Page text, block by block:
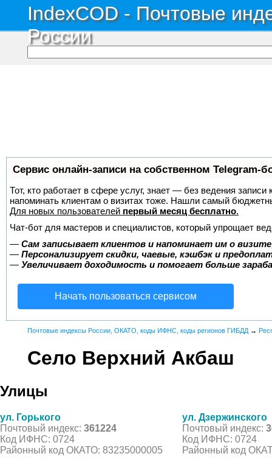
IndexCOD - Почтовые
России
Сервис онлайн-записи на собственном Telegram-
Тот, кто работает в сфере услуг, знает — без ведения
напоминать клиентам о визитах тоже. Нашли самый
Для новых пользователей первый месяц бесплатно.
Чат-бот для мастеров и специалистов, который упрощает
— Сам записывает клиентов и напоминает им о
— Персонализирует скидки, чаевые, кэшбэк и
— Увеличивает доходимость и помогает больше
Начать пользоваться сервисом
Почтовые индексы России, ОКАТО, коды ИФНС, коды регионов ГИБДД →
Село Верхний Акбаш
Улицы
ул. Горького
Почтовый индекс: 361224
Код ИФНС: 0724
Районный код ОКАТО: 83235000005
ул. Дзержинского
Почтовый индекс:
Код ИФНС: 0724
Районный код